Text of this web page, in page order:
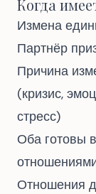
Когда
Измена
Партнёр
Причина
(кризис,
стресс)
Оба готовы
Отношения